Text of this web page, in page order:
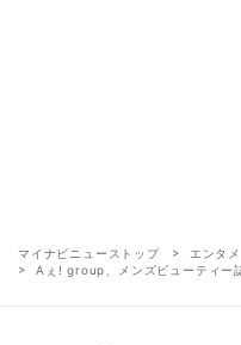
マイナビニューストップ エンタメ
Aぇ! group、メンズビューティー